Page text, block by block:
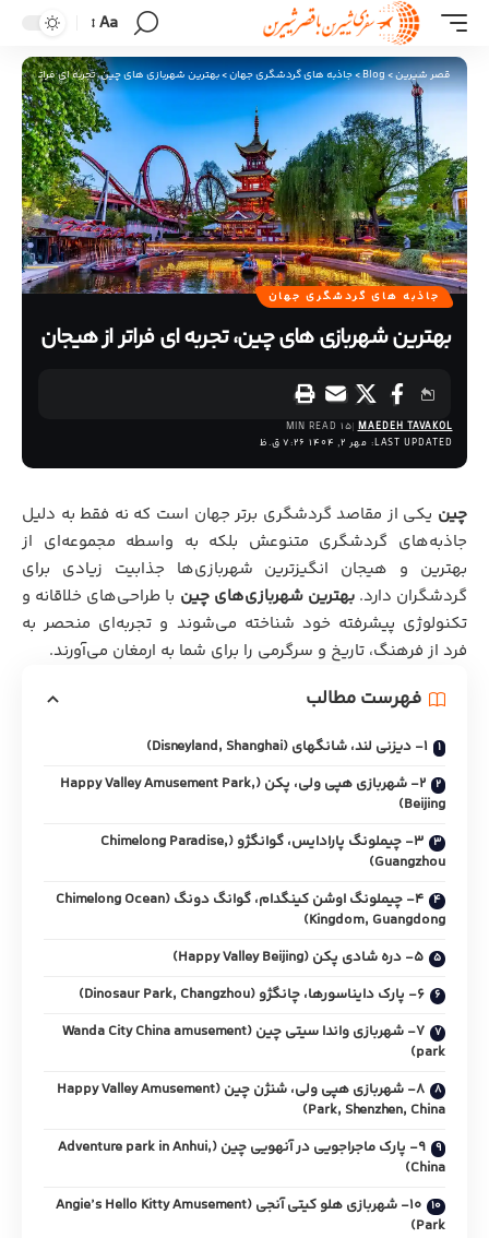
Aa
قصر شیرین>
Blog
>جاذبه های گردشگری جهان>بهترین شهربازی‌ های چین، تجربه‌ ای فراتر از
جاذبه های گردشگری جهان
بهترین شهربازی‌ های چین، تجربه‌ ای فراتر از هیجان
LAST UPDATED: مهر 2, 1404 7:26 ق.ظ
MAEDEH TAVAKOL
15 MIN READ
چین یکی از مقاصد گردشگری برتر جهان است که نه فقط به دلیل
جاذبه‌های گردشگری متنوعش بلکه به واسطه مجموعه‌ای از
بهترین و هیجان انگیزترین شهربازی‌ها جذابیت زیادی برای
گردشگران دارد.بهترین شهربازی‌های چین با طراحی‌های خلاقانه و
تکنولوژی پیشرفته خود شناخته می‌شوند و تجربه‌ای منحصر به
فرد از فرهنگ، تاریخ و سرگرمی را برای شما به ارمغان می‌آورند.
فهرست مطالب
1- دیزنی لند، شانگهای (Disneyland, Shanghai)
2- شهربازی هپی ولی، پکن (Happy Valley Amusement Park,
Beijing)
3- چیملونگ پارادایس، گوانگژو (Chimelong Paradise,
Guangzhou)
4- چیملونگ اوشن کینگدام، گوانگ دونگ (Chimelong Ocean
Kingdom, Guangdong)
5- دره شادی پکن (Happy Valley Beijing)
6- پارک دایناسورها، چانگژو (Dinosaur Park, Changzhou)
7- شهربازی واندا سیتی چین (Wanda City China amusement
park)
8- شهربازی هپی ولی، شنژن چین (Happy Valley Amusement
Park, Shenzhen, China)
9- پارک ماجراجویی در آنهویی چین (Adventure park in Anhui,
China)
10- شهربازی هلو کیتی آنجی (Angie’s Hello Kitty Amusement
Park)